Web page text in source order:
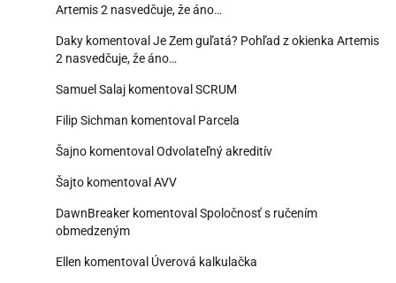
Artemis 2 nasvedčuje, že áno…
Daky komentovalJe Zem guľatá? Pohľad z okienka Artemis
2 nasvedčuje, že áno…
Samuel Salaj komentovalSCRUM
Filip Sichman komentoval Parcela
Šajno komentovalOdvolateľný akreditív
Šajto komentovalAVV
DawnBreaker komentovalSpoločnosť s ručením
obmedzeným
Ellen komentoval Úverová kalkulačka